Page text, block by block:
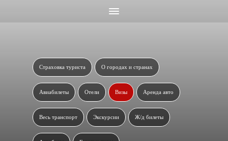
Страховка туриста О городах и странах
Авиабилеты Отели Визы Аренда авто
Весь транспорт Экскурсии Ж/д билеты